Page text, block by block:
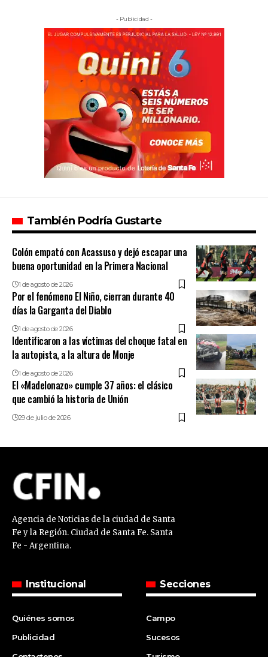
- Publicidad -
También Podría Gustarte
Colón empató con Acassuso y dejó escapar una
buena oportunidad en la Primera Nacional
1 de agosto de 2026
Por el fenómeno El Niño, cierran durante 40
días la Garganta del Diablo
1 de agosto de 2026
Identificaron a las víctimas del choque fatal en
la autopista, a la altura de Monje
1 de agosto de 2026
El «Madelonazo» cumple 37 años: el clásico
que cambió la historia de Unión
29 de julio de 2026
Agencia de Noticias de la ciudad de Santa
Fe y la Región. Ciudad de Santa Fe. Santa
Fe - Argentina.
Institucional
Quiénes somos
Publicidad
Secciones
Campo
Sucesos